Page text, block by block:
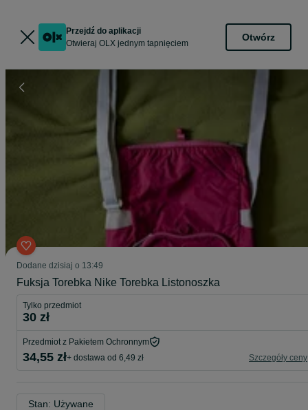
Przejdź do aplikacji
Otwieraj OLX jednym tapnięciem
Otwórz
Dodane dzisiaj o 13:49
Fuksja Torebka Nike Torebka Listonoszka
Tylko przedmiot
30 zł
Przedmiot z Pakietem Ochronnym
34,55 zł+ dostawa od 6,49 zł Szczegóły ceny
Stan: Używane